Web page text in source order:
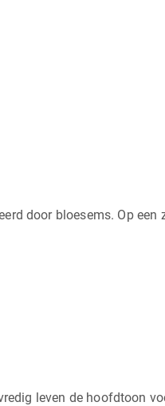
door bloesems. Op een
leven de hoofdtoon